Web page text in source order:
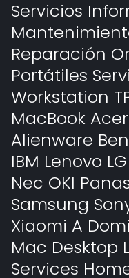
Servicios
Reparación
Portátiles
Workstation
MacBook
Alienware
IBM Lenovo
Nec OKI
Samsung
Xiaomi A
Mac Desktop
Services